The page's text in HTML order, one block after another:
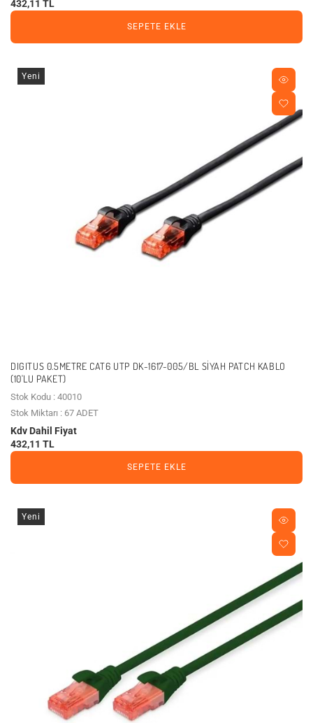
432,11 TL
SEPETE EKLE
Yeni
DIGITUS 0.5METRE CAT6 UTP DK-1617-005/BL SIYAH PATCH KABLO
(10'LU PAKET)
Stok Kodu : 40010
Stok Miktarı : 67 ADET
Kdv Dahil Fiyat
432,11 TL
SEPETE EKLE
Yeni